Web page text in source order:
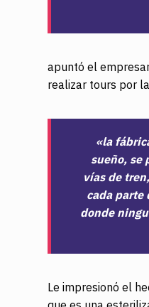
apuntó el
realizar tours por
«la
sueño, se
vías de
cada parte
donde
Le impresionó el